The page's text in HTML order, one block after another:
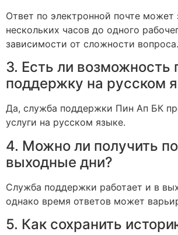
Ответ по электронной почте может
нескольких часов до одного
зависимости от сложности вопроса.
3. Есть ли возможность
поддержку на русском
Да, служба поддержки Пин Ап БК
услуги на русском языке.
4. Можно ли получить
выходные дни?
Служба поддержки работает и в
однако время ответов может
5. Как сохранить